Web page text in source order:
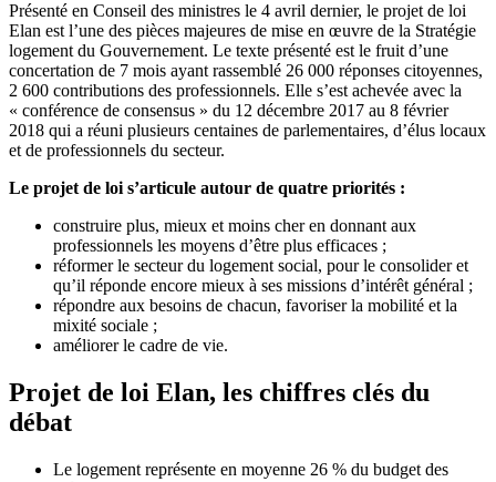
Présenté en Conseil des ministres le 4 avril dernier, le projet de loi
Elan est l’une des pièces majeures de mise en œuvre de la Stratégie
logement du Gouvernement. Le texte présenté est le fruit d’une
concertation de 7 mois ayant rassemblé 26 000 réponses citoyennes,
2 600 contributions des professionnels. Elle s’est achevée avec la
« conférence de consensus » du 12 décembre 2017 au 8 février
2018 qui a réuni plusieurs centaines de parlementaires, d’élus locaux
et de professionnels du secteur.
Le projet de loi s’articule autour de quatre priorités :
construire plus, mieux et moins cher en donnant aux
professionnels les moyens d’être plus efficaces ;
réformer le secteur du logement social, pour le consolider et
qu’il réponde encore mieux à ses missions d’intérêt général ;
répondre aux besoins de chacun, favoriser la mobilité et la
mixité sociale ;
améliorer le cadre de vie.
Projet de loi Elan, les chiffres clés du
débat
Le logement représente en moyenne 26 % du budget des